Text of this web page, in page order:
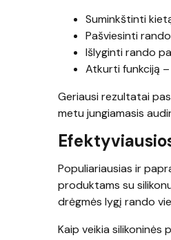
Suminkštinti
Pašviesinti
Išlyginti rando
Atkurti funkciją
Geriausi rezultatai
metu jungiamasis
Populiariausias ir
produktams su
drėgmės lygį rando
Kaip veikia silikoninės